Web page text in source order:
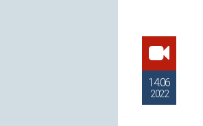
14.06
2022